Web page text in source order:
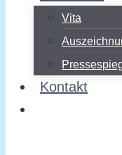
Vita
Kontakt